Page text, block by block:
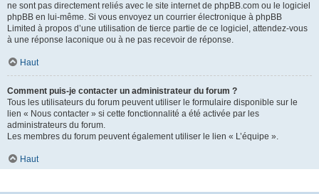
ne sont pas directement reliés avec le site internet de phpBB.com ou le logiciel
phpBB en lui-même. Si vous envoyez un courrier électronique à phpBB
Limited à propos d’une utilisation de tierce partie de ce logiciel, attendez-vous
à une réponse laconique ou à ne pas recevoir de réponse.
Haut
Comment puis-je contacter un administrateur du forum ?
Tous les utilisateurs du forum peuvent utiliser le formulaire disponible sur le
lien « Nous contacter » si cette fonctionnalité a été activée par les
administrateurs du forum.
Les membres du forum peuvent également utiliser le lien « L’équipe ».
Haut